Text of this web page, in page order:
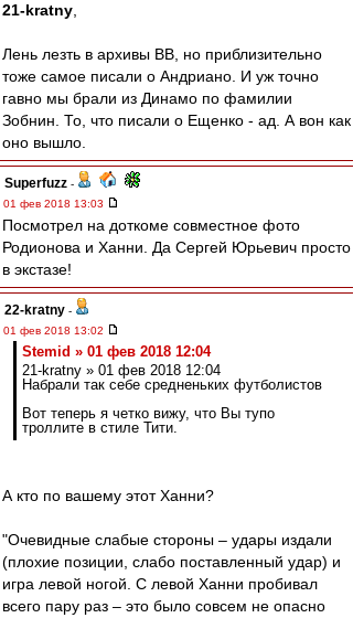
21-kratny
Лень лезть в архивы ВВ, но приблизительно
тоже самое писали о Андриано. И уж точно
гавно мы брали из Динамо по фамилии
Зобнин. То, что писали о Ещенко - ад. А вон как
оно вышло.
Superfuzz -
01 фев 2018 13:03
Посмотрел на доткоме совместное фото
Родионова и Ханни. Да Сергей Юрьевич просто
в экстазе!
22-kratny -
01 фев 2018 13:02
Stemid » 01 фев 2018 12:04
21-kratny » 01 фев 2018 12:04
Набрали так себе средненьких футболистов
Вот теперь я четко вижу, что Вы тупо
троллите в стиле Тити.
А кто по вашему этот Ханни?
"Очевидные слабые стороны – удары издали
(плохие позиции, слабо поставленный удар) и
игра левой ногой. С левой Ханни пробивал
всего пару раз – это было совсем не опасно